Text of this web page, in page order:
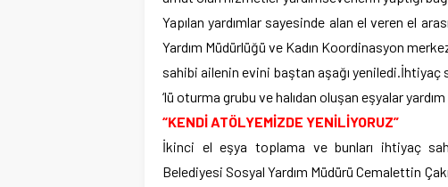
Yapılan yardımlar sayesinde alan el veren el
Yardım Müdürlüğü ve Kadın Koordinasyon
sahibi ailenin evini baştan aşağı
‘lü oturma grubu ve halıdan oluşan eşyalar yardım
“KENDİ ATÖLYEMİZDE YENİLİYORUZ”
İkinci el eşya toplama ve bunları ihtiyaç
Belediyesi Sosyal Yardım Müdürü Cemalettin